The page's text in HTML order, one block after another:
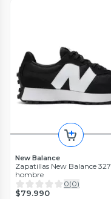
New Balance
Zapatillas New Balance 327
hombre
0(0)
$79.990